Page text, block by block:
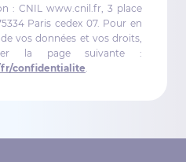
: CNIL www.cnil.fr, 3 place
Paris cedex 07. Pour en
vos données et vos droits,
la page suivante :
confidentialite